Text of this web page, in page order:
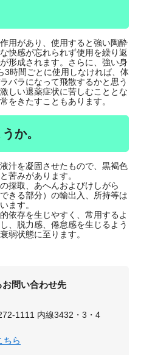
用があり、使用すると強い陶酔
快感が忘れられず使用を繰り返
形成されます。さらに、強い身
3時間ごとに使用しなければ、体
バラになって飛散するかと思う
しい退薬症状に苦しむこととな
をきたすこともあります。
か。
汁を凝固させたもので、黒褐色
苦みがあります。
採取、あへんおよびけしがら
きる部分）の輸出入、所持等は
ます。
依存を生じやすく、常用するよ
、脱力感、倦怠感を生じるよう
弱状態に至ります。
問い合わせ先
1111 内線3432・3・4
ちら